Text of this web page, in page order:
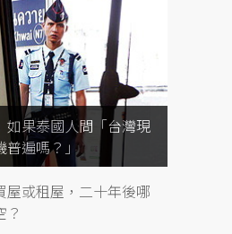
如果泰國人問「台灣現
普遍嗎？」
屋或租屋，二十年後哪
？